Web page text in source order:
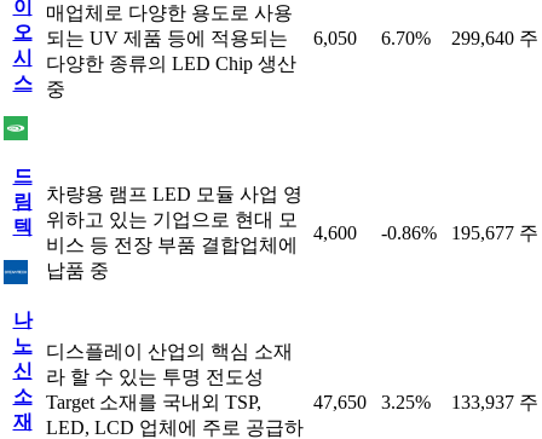
이
오
시
스
매업체로 다양한 용도로 사용
되는 UV 제품 등에 적용되는
다양한 종류의 LED Chip 생산
중
6,050 6.70% 299,640 주
드
림
텍
차량용 램프 LED 모듈 사업 영
위하고 있는 기업으로 현대 모
비스 등 전장 부품 결합업체에
납품 중
4,600 -0.86% 195,677 주
나
노
신
소
재
디스플레이 산업의 핵심 소재
라 할 수 있는 투명 전도성
Target 소재를 국내외 TSP,
LED, LCD 업체에 주로 공급하
47,650 3.25% 133,937 주